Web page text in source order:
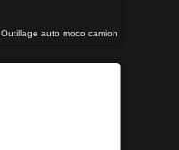
Outillage auto moco camion